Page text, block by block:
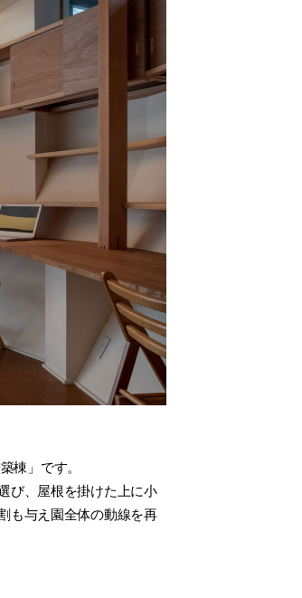
棟」です。
び、屋根を掛けた上に小
も与え園全体の動線を再